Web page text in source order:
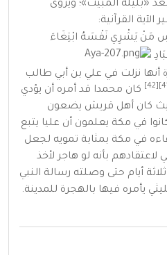
«بليلة المبيت»؛ ويروى
القرآنية:
مَنْ يَشْرِي نَفْسَهُ ابْتِغَاءَ
أنها نزلت في علي بن أبي طالب
كان محمدا قد أمره أن يؤدي
كان أهل قريش يضعون
في مكة يعلمون أن عليا يتبع
في مكة بمثابة تمويه لجعل
بأنه لو هاجر لأخذ
ثلاثة أيام حتى وصلته رسالة النبي
يأمره فيها بالهجرة للمدينة.